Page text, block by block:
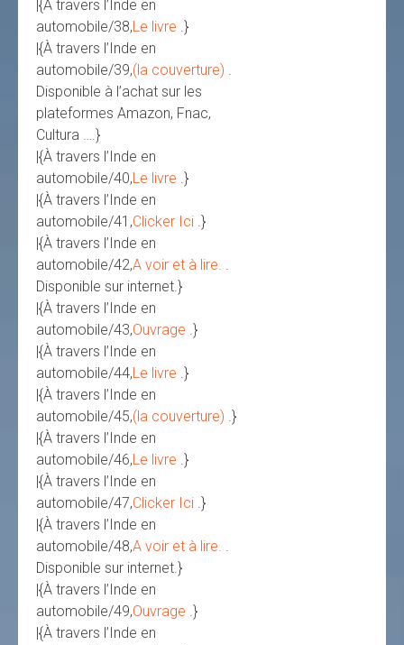
|{À travers l’Inde en
automobile/38,Le livre .}
|{À travers l’Inde en
automobile/39,(la couverture) .
Disponible à l’achat sur les
plateformes Amazon, Fnac,
Cultura ….}
|{À travers l’Inde en
automobile/40,Le livre .}
|{À travers l’Inde en
automobile/41,Clicker Ici .}
|{À travers l’Inde en
automobile/42,A voir et à lire. .
Disponible sur internet.}
|{À travers l’Inde en
automobile/43,Ouvrage .}
|{À travers l’Inde en
automobile/44,Le livre .}
|{À travers l’Inde en
automobile/45,(la couverture) .}
|{À travers l’Inde en
automobile/46,Le livre .}
|{À travers l’Inde en
automobile/47,Clicker Ici .}
|{À travers l’Inde en
automobile/48,A voir et à lire. .
Disponible sur internet.}
|{À travers l’Inde en
automobile/49,Ouvrage .}
|{À travers l’Inde en